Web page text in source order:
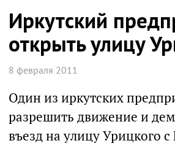
Иркутский
открыть улицу
8 февраля 2011
Один из иркутских
разрешить движение и
въезд на улицу Урицкого